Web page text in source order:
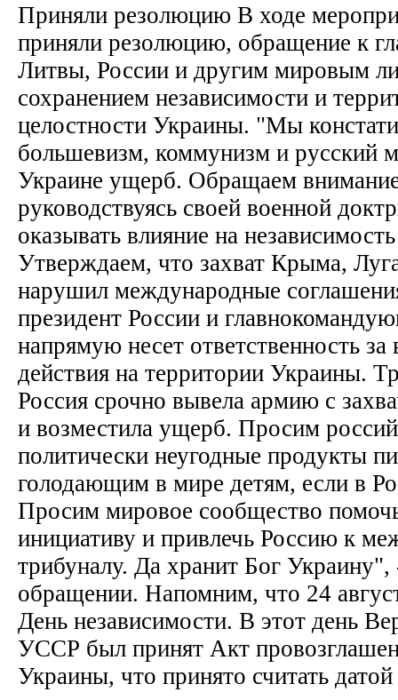
Приняли резолюцию В ходе
приняли резолюцию, обращение к
Литвы, России и другим мировым
сохранением независимости и
целостности Украины. "Мы
большевизм, коммунизм и русский
Украине ущерб. Обращаем
руководствуясь своей военной
оказывать влияние на
Утверждаем, что захват Крыма,
нарушил международные
президент России и
напрямую несет ответственность
действия на территории Украины.
Россия срочно вывела армию с
и возместила ущерб. Просим
политически неугодные продукты
голодающим в мире детям, если в
Просим мировое сообщество
инициативу и привлечь Россию к
трибуналу. Да хранит Бог Украину",
обращении. Напомним, что 24
День независимости. В этот день
УССР был принят Акт
Украины, что принято считать